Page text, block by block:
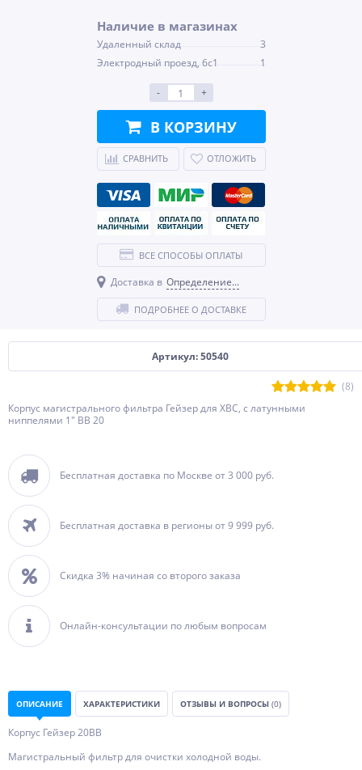
Артикул: 50540
(8)
Корпус магистрального фильтра Гейзер для ХВС, с латунными
ниппелями 1" BB 20
Бесплатная доставка по Москве от 3 000 руб.
Бесплатная доставка в регионы от 9 999 руб.
Скидка 3% начиная со второго заказа
Онлайн-консультации по любым вопросам
Наличие в магазинах
Удаленный склад
3
Электродный проезд, 6с1
1
- +
В КОРЗИНУ
СРАВНИТЬ ОТЛОЖИТЬ
ВСЕ СПОСОБЫ ОПЛАТЫ
Доставка в Определение...
ПОДРОБНЕЕ О ДОСТАВКЕ
ОПИСАНИЕ ХАРАКТЕРИСТИКИ ОТЗЫВЫ И ВОПРОСЫ (0)
Корпус Гейзер 20BB
Магистральный фильтр для очистки холодной воды.